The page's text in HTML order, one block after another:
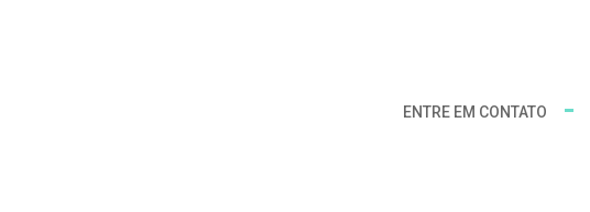
ENTRE EM CONTATO